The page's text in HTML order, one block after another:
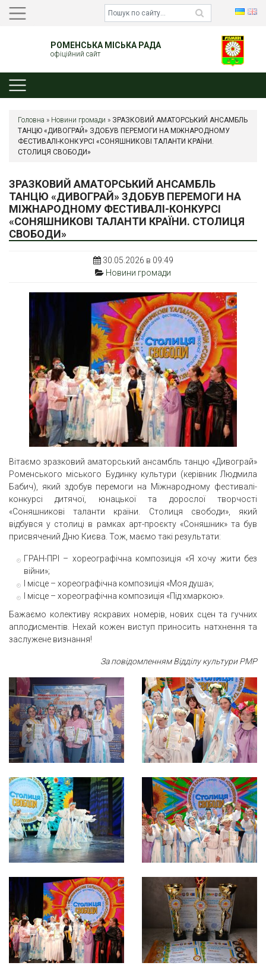
РОМЕНСЬКА МІСЬКА РАДА
офіційний сайт
Головна » Новини громади » ЗРАЗКОВИЙ АМАТОРСЬКИЙ АНСАМБЛЬ
ТАНЦЮ «ДИВОГРАЙ» ЗДОБУВ ПЕРЕМОГИ НА МІЖНАРОДНОМУ
ФЕСТИВАЛІ-КОНКУРСІ «СОНЯШНИКОВІ ТАЛАНТИ КРАЇНИ.
СТОЛИЦЯ СВОБОДИ»
ЗРАЗКОВИЙ АМАТОРСЬКИЙ АНСАМБЛЬ
ТАНЦЮ «ДИВОГРАЙ» ЗДОБУВ ПЕРЕМОГИ НА
МІЖНАРОДНОМУ ФЕСТИВАЛІ-КОНКУРСІ
«СОНЯШНИКОВІ ТАЛАНТИ КРАЇНИ. СТОЛИЦЯ
СВОБОДИ»
30.05.2026 в 09:49
Новини громади
Вітаємо зразковий аматорський ансамбль танцю «Дивограй»
Роменського міського Будинку культури (керівник Людмила
Бабич), який здобув перемоги на Міжнародному фестивалі-
конкурсі дитячої, юнацької та дорослої творчості
«Соняшникові таланти країни. Столиця свободи», який
відбувся у столиці в рамках арт-проєкту «Соняшник» та був
присвячений Дню Києва. Тож, маємо такі результати:
ГРАН-ПРІ – хореографічна композиція «Я хочу жити без
війни»;
І місце – хореографічна композиція «Моя душа»;
І місце – хореографічна композиція «Під хмаркою».
Бажаємо колективу яскравих номерів, нових сцен та гучних
аплодисментів. Нехай кожен виступ приносить натхнення та
заслужене визнання!
За повідомленням Відділу культури РМР